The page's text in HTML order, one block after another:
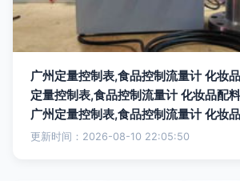
广州定量控制表,食品控制流量计 化妆
定量控制表,食品控制流量计 化妆品配
广州定量控制表,食品控制流量计 化妆
更新时间：2026-08-10 22:05:50